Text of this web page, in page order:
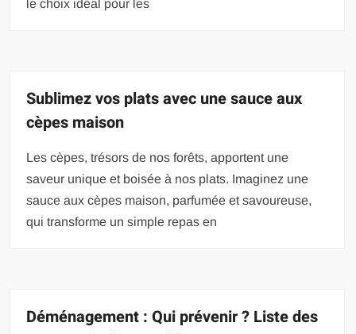
le choix idéal pour les
Sublimez vos plats avec une sauce aux
cèpes maison
Les cèpes, trésors de nos forêts, apportent une
saveur unique et boisée à nos plats. Imaginez une
sauce aux cèpes maison, parfumée et savoureuse,
qui transforme un simple repas en
Déménagement : Qui prévenir ? Liste des